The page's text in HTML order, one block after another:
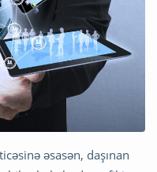
əsasən, daşınan